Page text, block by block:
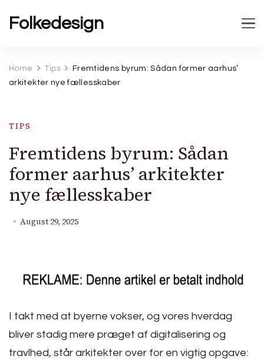
Folkedesign
Home Tips
Fremtidens byrum: Sådan former aarhus’
arkitekter nye fællesskaber
TIPS
Fremtidens byrum: Sådan
former aarhus’ arkitekter
nye fællesskaber
August 29, 2025
I takt med at byerne vokser, og vores hverdag
bliver stadig mere præget af digitalisering og
travlhed, står arkitekter over for en vigtig opgave: